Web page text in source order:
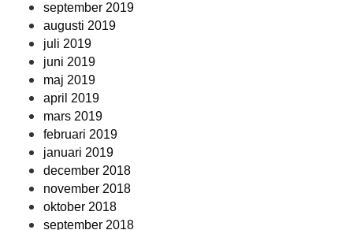
september 2019
augusti 2019
juli 2019
juni 2019
maj 2019
april 2019
mars 2019
februari 2019
januari 2019
december 2018
november 2018
oktober 2018
september 2018